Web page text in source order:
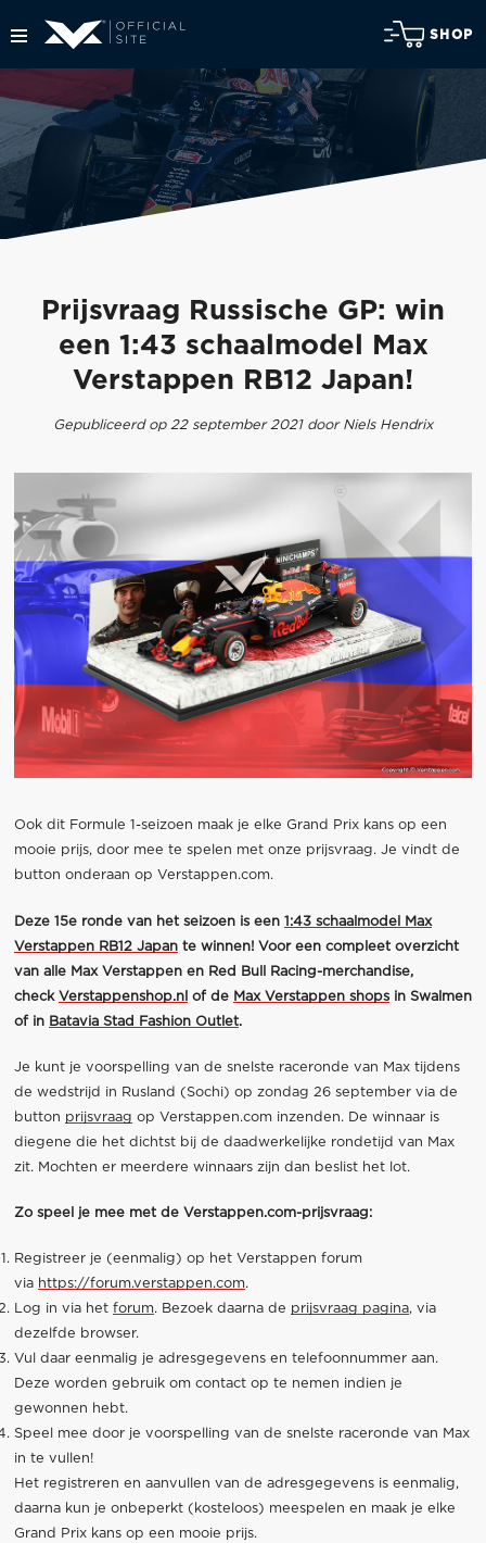
SHOP
Prijsvraag Russische GP: win
een 1:43 schaalmodel Max
Verstappen RB12 Japan!
Gepubliceerd op 22 september 2021 door Niels Hendrix
Ook dit Formule 1-seizoen maak je elke Grand Prix kans op een
mooie prijs, door mee te spelen met onze prijsvraag. Je vindt de
button onderaan op Verstappen.com.
Deze 15e ronde van het seizoen is een 1:43 schaalmodel Max
Verstappen RB12 Japante winnen! Voor een compleet overzicht
van alle Max Verstappen en Red Bull Racing-merchandise,
check Verstappenshop.nl of de Max Verstappen shopsin Swalmen
of in Batavia Stad Fashion Outlet.
Je kunt je voorspelling van de snelste raceronde van Max tijdens
de wedstrijd in Rusland (Sochi) op zondag 26 september via de
button prijsvraag op Verstappen.com inzenden. De winnaar is
diegene die het dichtst bij de daadwerkelijke rondetijd van Max
zit. Mochten er meerdere winnaars zijn dan beslist het lot.
Zo speel je mee met de Verstappen.com-prijsvraag:
Registreer je (eenmalig) op het Verstappen forum
via https://forum.verstappen.com.
Log in via het forum. Bezoek daarna de prijsvraag pagina, via
dezelfde browser.
Vul daar eenmalig je adresgegevens en telefoonnummer aan.
Deze worden gebruik om contact op te nemen indien je
gewonnen hebt.
Speel mee door je voorspelling van de snelste raceronde van Max
in te vullen!
Het registreren en aanvullen van de adresgegevens is eenmalig,
daarna kun je onbeperkt (kosteloos) meespelen en maak je elke
Grand Prix kans op een mooie prijs.